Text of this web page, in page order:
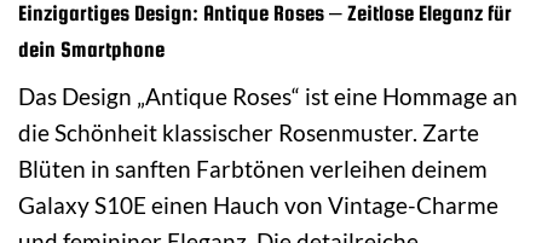
Einzigartiges Design: Antique Roses – Zeitlose Eleganz für
dein Smartphone
Das Design „Antique Roses“ ist eine Hommage an
die Schönheit klassischer Rosenmuster. Zarte
Blüten in sanften Farbtönen verleihen deinem
Galaxy S10E einen Hauch von Vintage-Charme